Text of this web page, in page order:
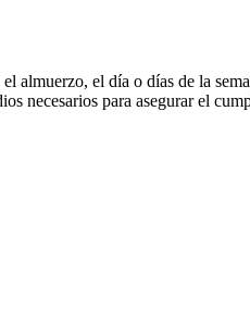
almuerzo, el día o días de la
necesarios para asegurar el